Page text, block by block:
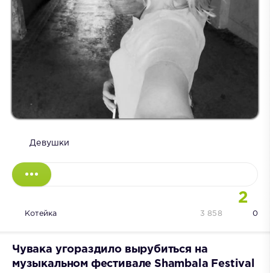
Девушки
2
Котейка 0
3 858
Чувака угораздило вырубиться на
музыкальном фестивале Shambala Festival